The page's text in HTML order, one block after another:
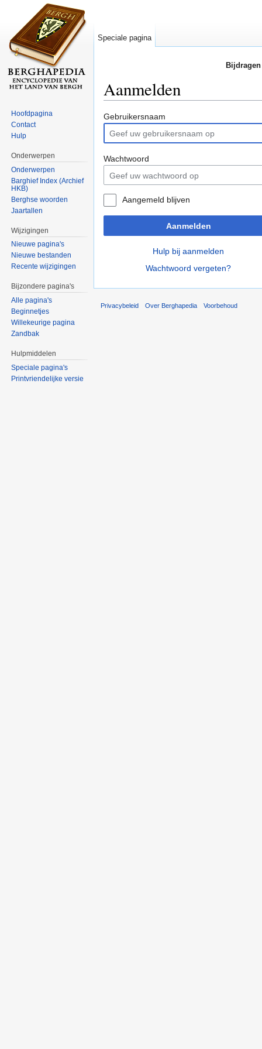
Aanmelden
Gebruikersnaam
Wachtwoord
Aangemeld blijven
Aanmelden
Hulp bij aanmelden
Wachtwoord vergeten?
Speciale pagina
Hoofdpagina
Contact
Hulp
Onderwerpen
Onderwerpen
Barghief Index (Archief
HKB)
Berghse woorden
Jaartallen
Wijzigingen
Nieuwe pagina's
Nieuwe bestanden
Recente wijzigingen
Bijzondere pagina's
Alle pagina's
Beginnetjes
Willekeurige pagina
Zandbak
Hulpmiddelen
Speciale pagina's
Printvriendelijke versie
Privacybeleid Over Berghapedia Voorbehoud